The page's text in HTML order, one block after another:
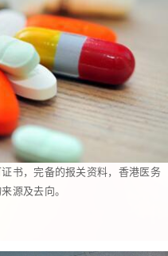
书，完备的报关资料，香港医务
源及去向。